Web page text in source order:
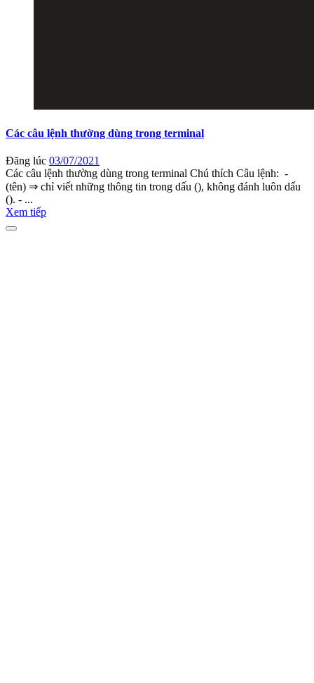
Các câu lệnh thường dùng trong terminal
Đăng lúc 03/07/2021
Các câu lệnh thường dùng trong terminal Chú thích Câu lệnh: -
(tên) ⇒ chỉ viết những thông tin trong dấu (), không đánh luôn dấu
(). - ...
Xem tiếp